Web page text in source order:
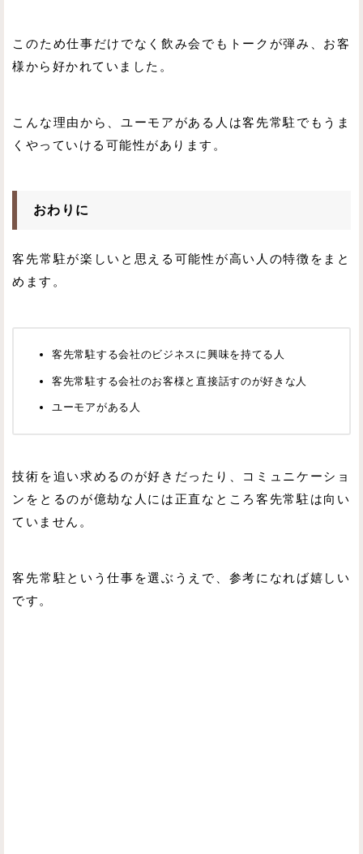
このため仕事だけでなく飲み会でもトークが弾み、お客
様から好かれていました。
こんな理由から、ユーモアがある人は客先常駐でもうま
くやっていける可能性があります。
おわりに
客先常駐が楽しいと思える可能性が高い人の特徴をまと
めます。
客先常駐する会社のビジネスに興味を持てる人
客先常駐する会社のお客様と直接話すのが好きな人
ユーモアがある人
技術を追い求めるのが好きだったり、コミュニケーショ
ンをとるのが億劫な人には正直なところ客先常駐は向い
ていません。
客先常駐という仕事を選ぶうえで、参考になれば嬉しい
です。